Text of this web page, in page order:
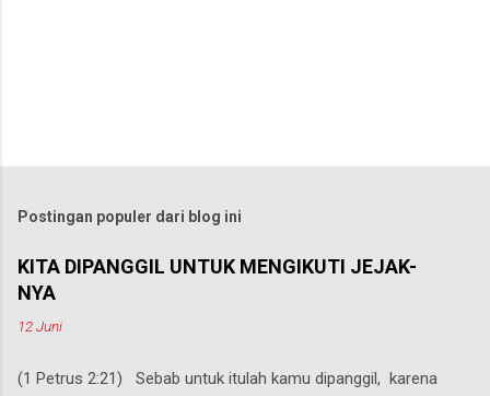
Postingan populer dari blog ini
KITA DIPANGGIL UNTUK MENGIKUTI JEJAK-
NYA
12 Juni
(1 Petrus 2:21) Sebab untuk itulah kamu dipanggil, karena